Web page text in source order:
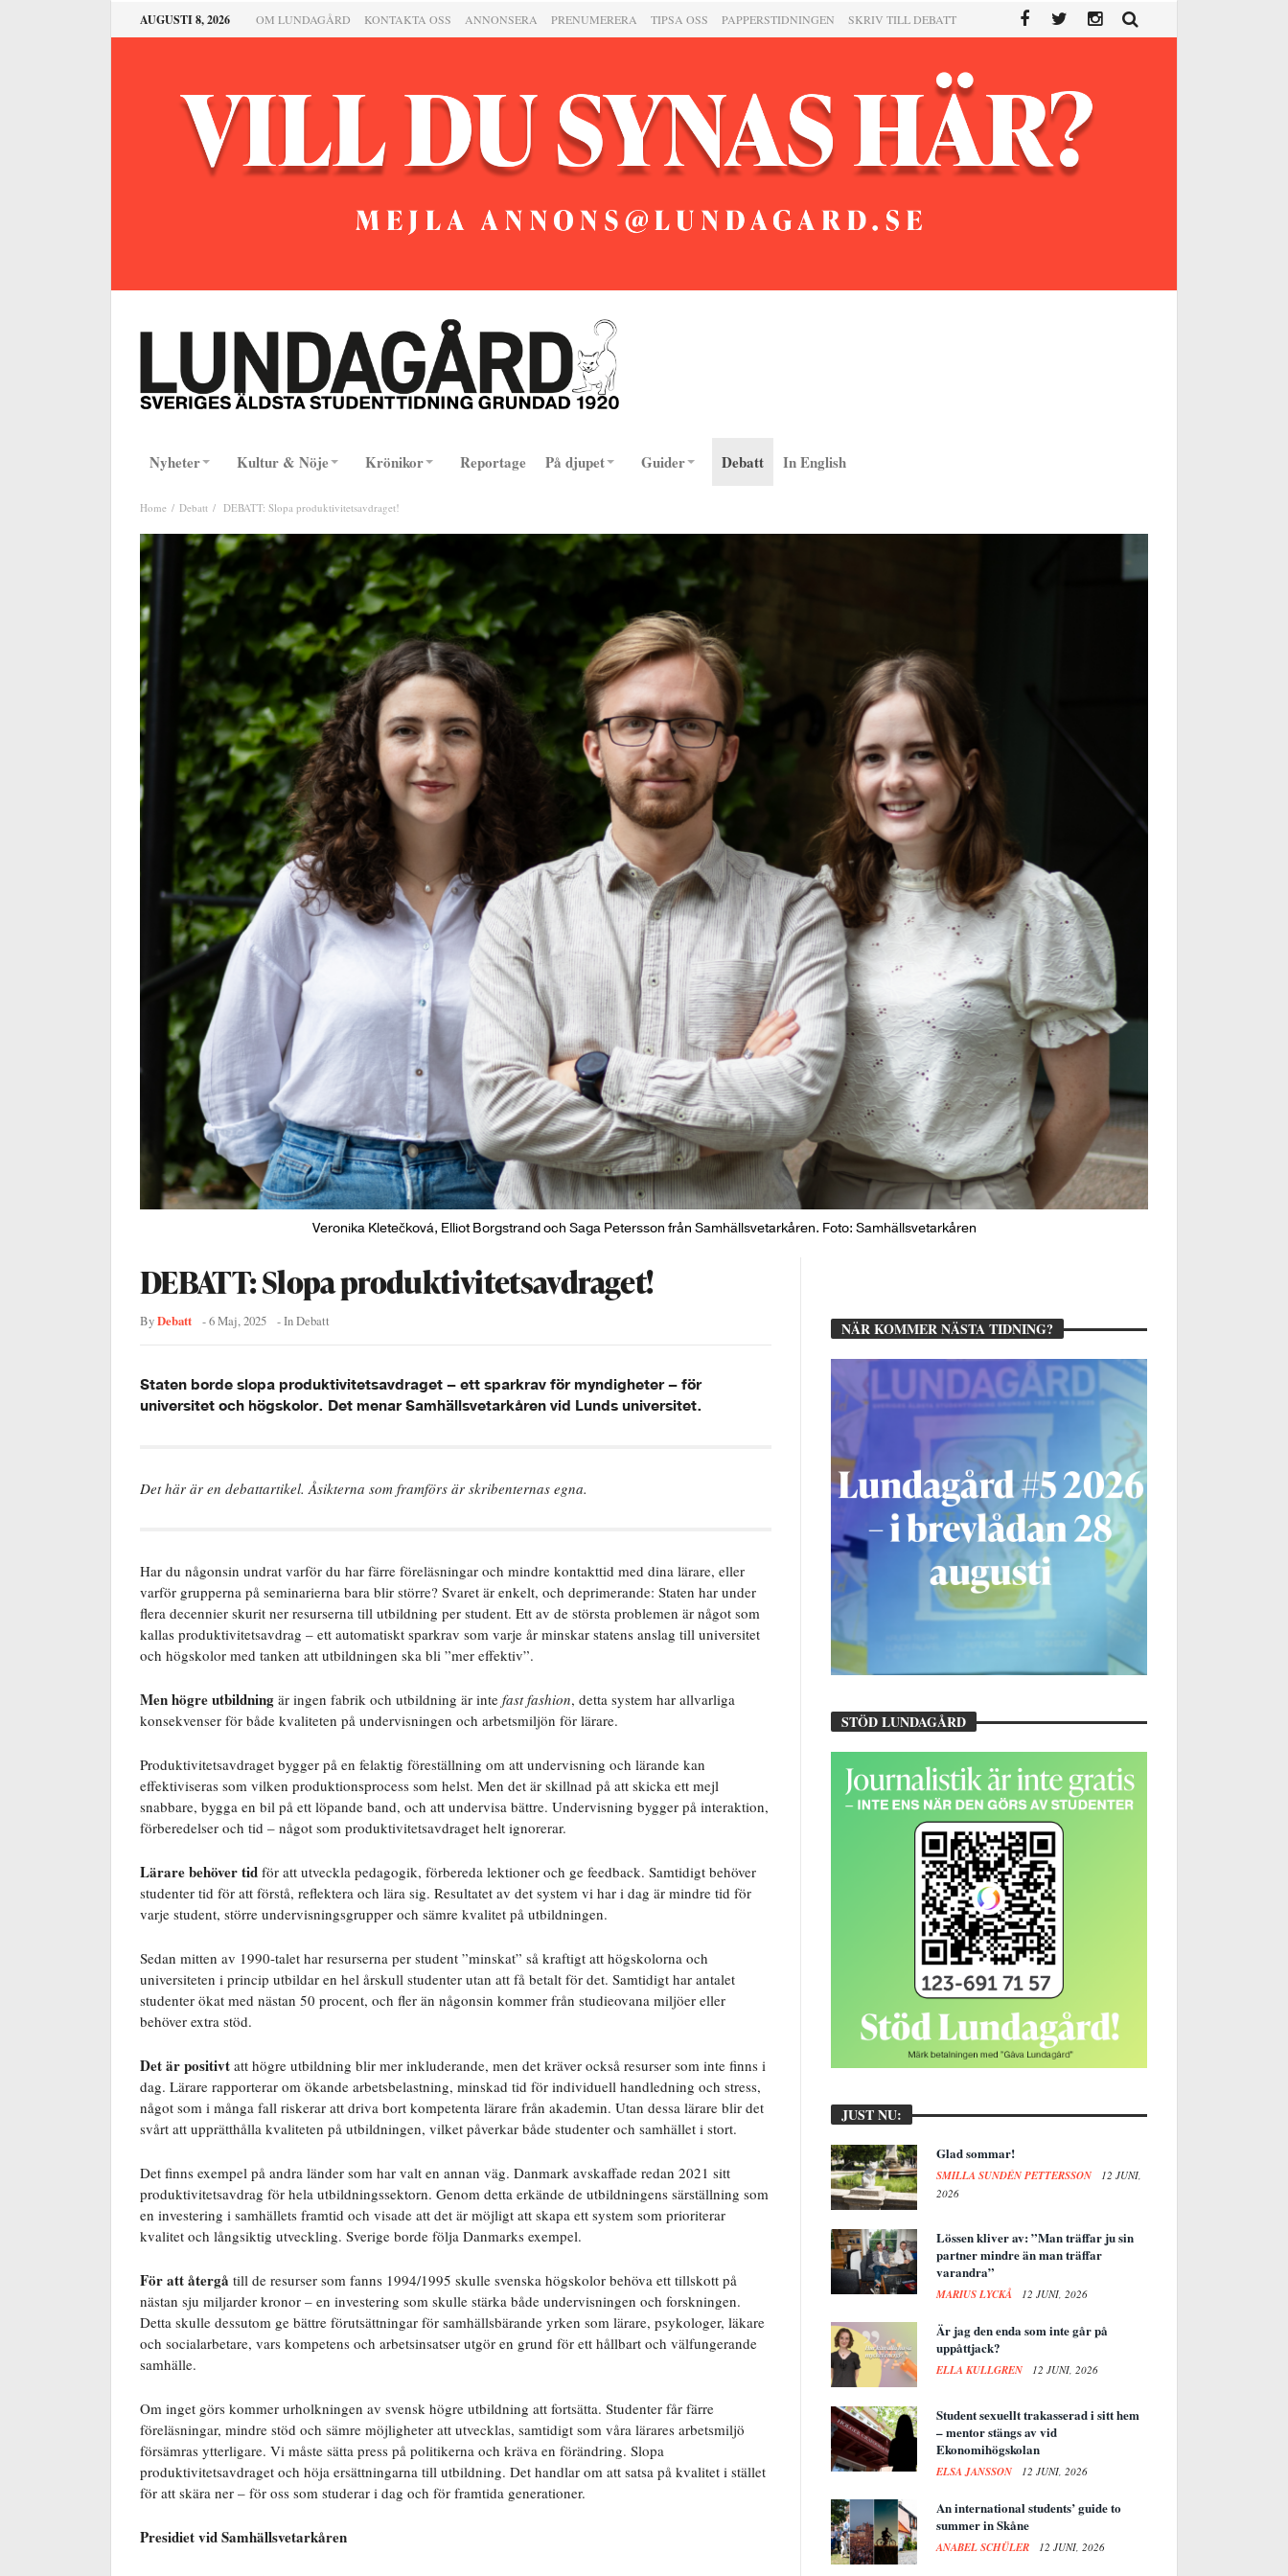
AUGUSTI 8, 2026 OM LUNDAGÅRD KONTAKTA OSS ANNONSERA PRENUMERERA TIPSA OSS PAPPERSTIDNINGEN SKRIV TILL DEBATT
Nyheter Kultur & Nöje Krönikor Reportage På djupet Guider Debatt In English
Home Debatt DEBATT: Slopa produktivitetsavdraget!
Veronika Kletečková, Elliot Borgstrand och Saga Petersson från Samhällsvetarkåren. Foto: Samhällsvetarkåren
DEBATT: Slopa produktivitetsavdraget!
ByDebatt -6 Maj, 2025 - InDebatt
Staten borde slopa produktivitetsavdraget – ett sparkrav för myndigheter – för
universitet och högskolor. Det menar Samhällsvetarkåren vid Lunds universitet.
Det här är en debattartikel. Åsikterna som framförs är skribenternas egna.
Har du någonsin undrat varför du har färre föreläsningar och mindre kontakttid med dina lärare, eller
varför grupperna på seminarierna bara blir större? Svaret är enkelt, och deprimerande: Staten har under
flera decennier skurit ner resurserna till utbildning per student. Ett av de största problemen är något som
kallas produktivitetsavdrag – ett automatiskt sparkrav som varje år minskar statens anslag till universitet
och högskolor med tanken att utbildningen ska bli ”mer effektiv”.
Men högre utbildning är ingen fabrik och utbildning är inte fast fashion, detta system har allvarliga
konsekvenser för både kvaliteten på undervisningen och arbetsmiljön för lärare.
Produktivitetsavdraget bygger på en felaktig föreställning om att undervisning och lärande kan
effektiviseras som vilken produktionsprocess som helst. Men det är skillnad på att skicka ett mejl
snabbare, bygga en bil på ett löpande band, och att undervisa bättre. Undervisning bygger på interaktion,
förberedelser och tid – något som produktivitetsavdraget helt ignorerar.
Lärare behöver tid för att utveckla pedagogik, förbereda lektioner och ge feedback. Samtidigt behöver
studenter tid för att förstå, reflektera och lära sig. Resultatet av det system vi har i dag är mindre tid för
varje student, större undervisningsgrupper och sämre kvalitet på utbildningen.
Sedan mitten av 1990-talet har resurserna per student ”minskat” så kraftigt att högskolorna och
universiteten i princip utbildar en hel årskull studenter utan att få betalt för det. Samtidigt har antalet
studenter ökat med nästan 50 procent, och fler än någonsin kommer från studieovana miljöer eller
behöver extra stöd.
Det är positivt att högre utbildning blir mer inkluderande, men det kräver också resurser som inte finns i
dag. Lärare rapporterar om ökande arbetsbelastning, minskad tid för individuell handledning och stress,
något som i många fall riskerar att driva bort kompetenta lärare från akademin. Utan dessa lärare blir det
svårt att upprätthålla kvaliteten på utbildningen, vilket påverkar både studenter och samhället i stort.
Det finns exempel på andra länder som har valt en annan väg. Danmark avskaffade redan 2021 sitt
produktivitetsavdrag för hela utbildningssektorn. Genom detta erkände de utbildningens särställning som
en investering i samhällets framtid och visade att det är möjligt att skapa ett system som prioriterar
kvalitet och långsiktig utveckling. Sverige borde följa Danmarks exempel.
För att återgå till de resurser som fanns 1994/1995 skulle svenska högskolor behöva ett tillskott på
nästan sju miljarder kronor – en investering som skulle stärka både undervisningen och forskningen.
Detta skulle dessutom ge bättre förutsättningar för samhällsbärande yrken som lärare, psykologer, läkare
och socialarbetare, vars kompetens och arbetsinsatser utgör en grund för ett hållbart och välfungerande
samhälle.
Om inget görs kommer urholkningen av svensk högre utbildning att fortsätta. Studenter får färre
föreläsningar, mindre stöd och sämre möjligheter att utvecklas, samtidigt som våra lärares arbetsmiljö
försämras ytterligare. Vi måste sätta press på politikerna och kräva en förändring. Slopa
produktivitetsavdraget och höja ersättningarna till utbildning. Det handlar om att satsa på kvalitet i stället
för att skära ner – för oss som studerar i dag och för framtida generationer.
Presidiet vid Samhällsvetarkåren
NÄR KOMMER NÄSTA TIDNING?
STÖD LUNDAGÅRD
JUST NU:
Glad sommar!
SMILLA SUNDÉN PETTERSSON
12 JUNI,
2026
Lössen kliver av: ”Man träffar ju sin
partner mindre än man träffar
varandra”
MARIUS LYCKÅ 12 JUNI, 2026
Är jag den enda som inte går på
uppåttjack?
ELLA KULLGREN 12 JUNI, 2026
Student sexuellt trakasserad i sitt hem
– mentor stängs av vid
Ekonomihögskolan
ELSA JANSSON 12 JUNI, 2026
An international students’ guide to
summer in Skåne
ANABEL SCHÜLER 12 JUNI, 2026